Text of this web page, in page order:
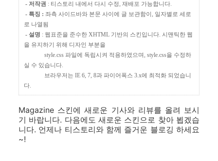
- 저작권 : 티스토리 내에서 다시 수정, 재배포 가능합니다.
- 특징 : 좌측 사이드바와 본문 사이에 글 보관함이, 일자별로 세로
로 나열됨
- 설명 : 웹표준을 준수한 XHTML 기반의 스킨입니다. 시맨틱한 웹
을 유지하기 위해 디자인 부분을
style.css 파일에 독립시켜 적용하였으며, style.css을 수정하
실 수 있습니다.
브라우저는 IE 6, 7, 8과 파이어폭스 3.x에 최적화 되었습니
다.
Magazine 스킨에 새로운 기사와 리뷰를 올려 보시
기 바랍니다. 다음에도 새로운 스킨으로 찾아 뵙겠습
니다. 언제나 티스토리와 함께 즐거운 블로깅 하세요
~!